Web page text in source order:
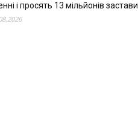
і просять 13 мільйонів застави